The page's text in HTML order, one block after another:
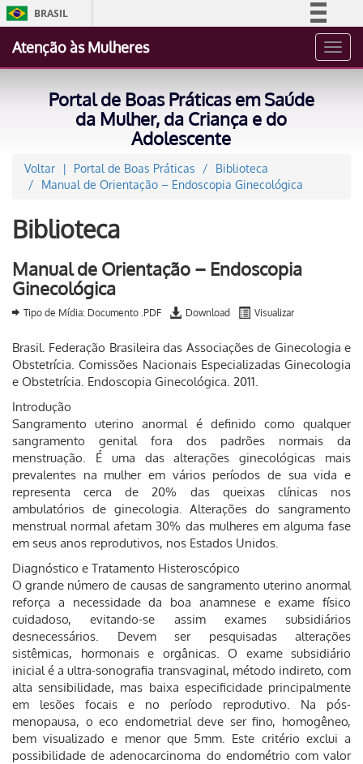
BRASIL
Acesso à informação
Atenção às Mulheres
Portal de Boas Práticas em Saúde
da Mulher, da Criança e do
Adolescente
Voltar Portal de Boas Práticas
Biblioteca
Manual de Orientação – Endoscopia Ginecológica
Biblioteca
Manual de Orientação – Endoscopia
Ginecológica
Tipo de Mídia: Documento .PDF Download Visualizar
Brasil. Federação Brasileira das Associações de Ginecologia e
Obstetrícia. Comissões Nacionais Especializadas Ginecologia
e Obstetrícia. Endoscopia Ginecológica. 2011.
Introdução
Sangramento uterino anormal é definido como qualquer
sangramento genital fora dos padrões normais da
menstruação. É uma das alterações ginecológicas mais
prevalentes na mulher em vários períodos de sua vida e
representa cerca de 20% das queixas clínicas nos
ambulatórios de ginecologia. Alterações do sangramento
menstrual normal afetam 30% das mulheres em alguma fase
em seus anos reprodutivos, nos Estados Unidos.
Diagnóstico e Tratamento Histeroscópico
O grande número de causas de sangramento uterino anormal
reforça a necessidade da boa anamnese e exame físico
cuidadoso, evitando-se assim exames subsidiários
desnecessários. Devem ser pesquisadas alterações
sistêmicas, hormonais e orgânicas. O exame subsidiário
inicial é a ultra-sonografia transvaginal, método indireto, com
alta sensibilidade, mas baixa especificidade principalmente
em lesões focais e no período reprodutivo. Na pós-
menopausa, o eco endometrial deve ser fino, homogêneo,
bem visualizado e menor que 5mm. Este critério exclui a
possibilidade de adenocarcinoma do endométrio com valor